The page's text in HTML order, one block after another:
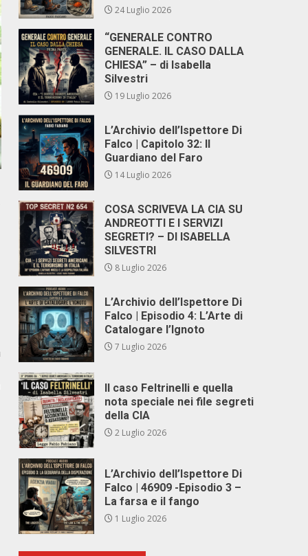
24 Luglio 2026
“GENERALE CONTRO
GENERALE. IL CASO DALLA
CHIESA” – di Isabella
Silvestri
19 Luglio 2026
L’Archivio dell’Ispettore Di
Falco | Capitolo 32: Il
Guardiano del Faro
14 Luglio 2026
COSA SCRIVEVA LA CIA SU
ANDREOTTI E I SERVIZI
SEGRETI? – DI ISABELLA
SILVESTRI
8 Luglio 2026
L’Archivio dell’Ispettore Di
Falco | Episodio 4: L’Arte di
Catalogare l’Ignoto
7 Luglio 2026
Il caso Feltrinelli e quella
nota speciale nei file segreti
della CIA
2 Luglio 2026
L’Archivio dell’Ispettore Di
Falco | 46909 -Episodio 3 –
La farsa e il fango
1 Luglio 2026